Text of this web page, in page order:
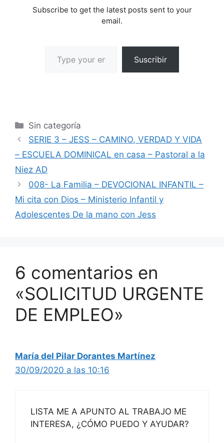
Subscribe to get the latest posts sent to your
email.
Suscribir
Sin categoría
SERIE 3 – JESS – CAMINO, VERDAD Y VIDA
– ESCUELA DOMINICAL en casa – Pastoral a la
Niez AD
008- La Familia – DEVOCIONAL INFANTIL –
Mi cita con Dios – Ministerio Infantil y
Adolescentes De la mano con Jess
6 comentarios en
«SOLICITUD URGENTE
DE EMPLEO»
María del Pilar Dorantes Martínez
30/09/2020 a las 10:16
LISTA ME A APUNTO AL TRABAJO ME
INTERESA, ¿CÓMO PUEDO Y AYUDAR?